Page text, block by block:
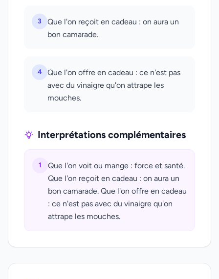
3
Que l'on reçoit en cadeau : on aura un
bon camarade.
4
Que l'on offre en cadeau : ce n'est pas
avec du vinaigre qu'on attrape les
mouches.
Interprétations complémentaires
1
Que l'on voit ou mange : force et santé.
Que l'on reçoit en cadeau : on aura un
bon camarade. Que l'on offre en cadeau
: ce n'est pas avec du vinaigre qu'on
attrape les mouches.